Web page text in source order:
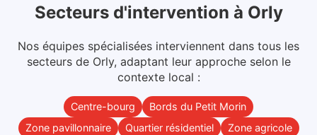
Secteurs d'intervention à Orly
Nos équipes spécialisées interviennent dans tous les
secteurs de Orly, adaptant leur approche selon le
contexte local :
Centre-bourg
Bords du Petit Morin
Zone pavillonnaire
Quartier résidentiel Zone agricole